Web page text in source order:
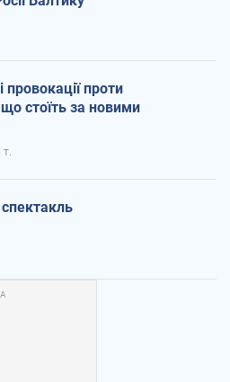
провокації проти
що стоїть за новими
т.